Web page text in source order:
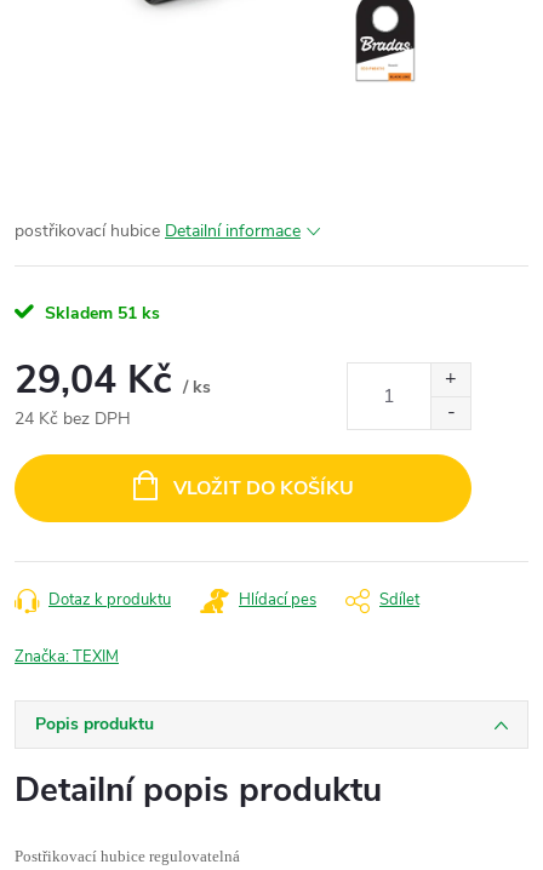
postřikovací hubice Detailní informace
Skladem 51 ks
29,04 Kč / ks
24 Kč bez DPH
cena:
VLOŽIT DO KOŠÍKU
Dotaz k produktu Hlídací pes Sdílet
Značka:TEXIM
Popis produktu
Detailní popis produktu
Postřikovací hubice regulovatelná